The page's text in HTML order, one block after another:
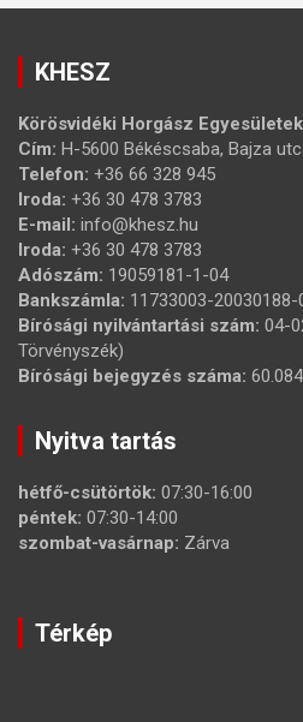
KHESZ
Körösvidéki Horgász
Cím: H-5600 Békéscsaba, Bajza
Telefon: +36 66 328 945
Iroda: +36 30 478 3783
E-mail: info@khesz.hu
Iroda: +36 30 478 3783
Adószám: 19059181-1-04
Bankszámla: 11733003-20030188-
Bírósági nyilvántartási szám: 04-
Törvényszék)
Bírósági bejegyzés száma:
Nyitva tartás
hétfő-csütörtök: 07:30-16:00
péntek: 07:30-14:00
szombat-vasárnap: Zárva
Térkép